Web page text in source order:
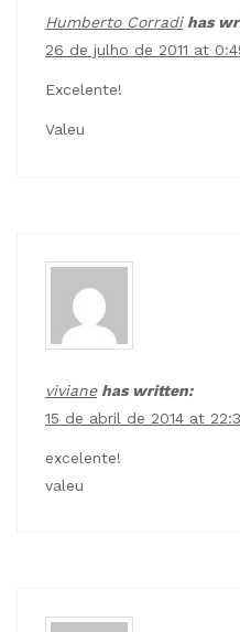
Humberto Corradihas
26 de julho de 2011 at
Excelente!
Valeu
vivianehas written:
15 de abril de 2014 at
excelente!
valeu